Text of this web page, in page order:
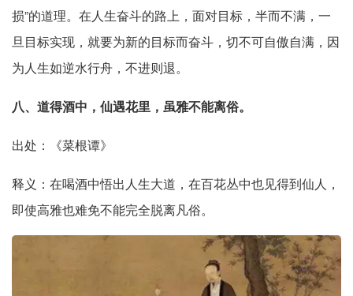
损”的道理。在人生奋斗的路上，面对目标，半而不满，一
旦目标实现，就要为新的目标而奋斗，切不可自傲自满，因
为人生如逆水行舟，不进则退。
八、道得酒中，仙遇花里，虽雅不能离俗。
出处：《菜根谭》
释义：在喝酒中悟出人生大道，在百花丛中也见得到仙人，
即使高雅也难免不能完全脱离凡俗。